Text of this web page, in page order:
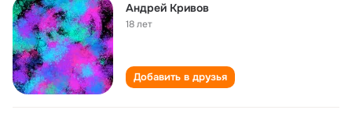
Андрей Кривов
18 лет
Добавить в друзья